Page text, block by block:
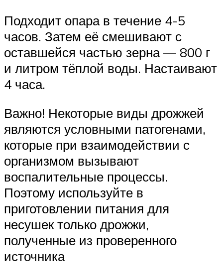
Подходит опара в течение 4-5
часов. Затем её смешивают с
оставшейся частью зерна — 800 г
и литром тёплой воды. Настаивают
4 часа.
Важно! Некоторые виды дрожжей
являются условными патогенами,
которые при взаимодействии с
организмом вызывают
воспалительные процессы.
Поэтому используйте в
приготовлении питания для
несушек только дрожжи,
полученные из проверенного
источника